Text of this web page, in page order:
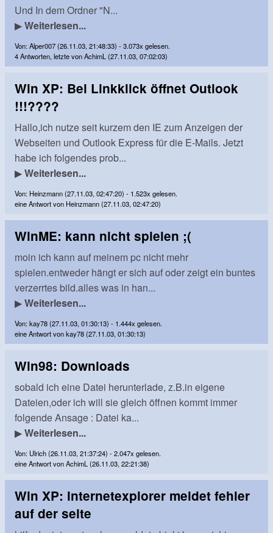
Und In dem Ordner "N...
▶Weiterlesen...
Von: Alper007 (26.11.03, 21:48:33) - 3.073x gelesen.
4 Antworten, letzte von AchimL (27.11.03, 07:02:03)
Win XP: Bei Linkklick öffnet Outlook
!!!????
Hallo,ich nutze seit kurzem den IE zum Anzeigen der
Webseiten und Outlook Express für die E-Mails. Jetzt
habe ich folgendes prob...
▶Weiterlesen...
Von: Heinzmann (27.11.03, 02:47:20) - 1.523x gelesen.
eine Antwort von Heinzmann (27.11.03, 02:47:20)
WinME: kann nicht spielen ;(
moin ich kann auf meinem pc nicht mehr
spielen.entweder hängt er sich auf oder zeigt ein buntes
verzerrtes bild.alles was in han...
▶Weiterlesen...
Von: kay78 (27.11.03, 01:30:13) - 1.444x gelesen.
eine Antwort von kay78 (27.11.03, 01:30:13)
Win98: Downloads
sobald ich eine Datei herunterlade, z.B.in eigene
Dateien,oder ich will sie gleich öffnen kommt immer
folgende Ansage : Datei ka...
▶Weiterlesen...
Von: Ulrich (26.11.03, 21:37:24) - 2.047x gelesen.
eine Antwort von AchimL (26.11.03, 22:21:38)
Win XP: internetexplorer meldet fehler
auf der seite